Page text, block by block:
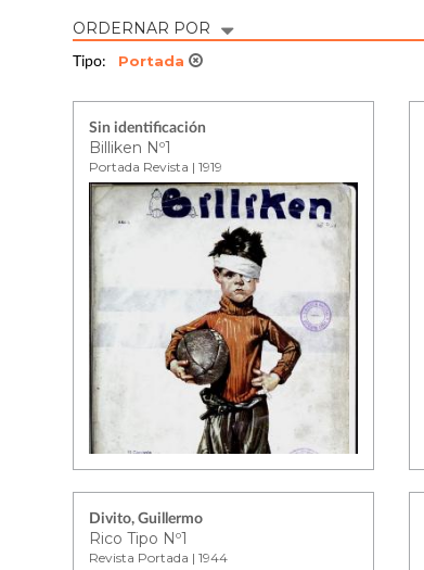
ORDERNAR POR
Tipo: Portada
Sin identificación
Billiken Nº1
Portada Revista | 1919
Divito, Guillermo
Rico Tipo Nº1
Revista Portada | 1944